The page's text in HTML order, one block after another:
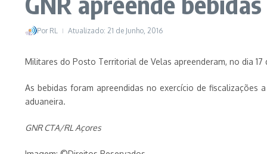
Por RL Atualizado: 21 de Junho, 2016
Militares do Posto Territorial de Velas apreenderam, no dia
As bebidas foram apreendidas no exercício de
aduaneira.
GNR CTA/RL Açores